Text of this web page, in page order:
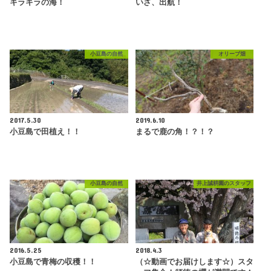
キラキラの海！ いざ、出航！
小豆島の自然
2017.5.30
小豆島で田植え！！
オリーブ畑
2019.6.10
まるで鹿の角！？！？
小豆島の自然
2016.5.25
小豆島で青梅の収穫！！
井上誠耕園のスタッフ
2018.4.3
（☆動画でお届けします☆）スタ